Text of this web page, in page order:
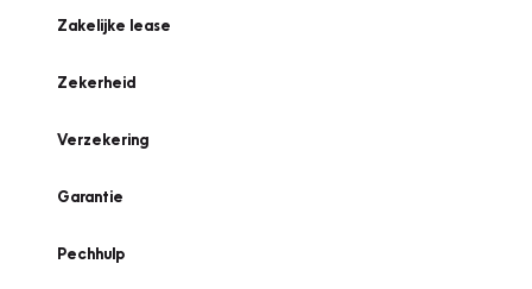
Zakelijke lease
Zekerheid
Verzekering
Garantie
Pechhulp